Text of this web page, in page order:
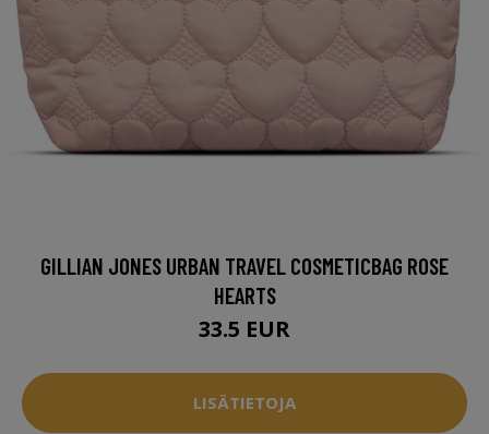
GILLIAN JONES URBAN TRAVEL COSMETICBAG ROSE
HEARTS
33.5 EUR
LISÄTIETOJA